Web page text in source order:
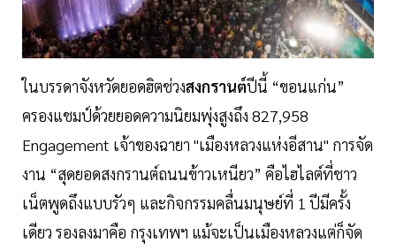
ในบรรดาจังหวัดยอดฮิตช่วงสงกรานต์ปีนี้ “ขอนแก่น”
ครองแชมป์ด้วยยอดความนิยมพุ่งสูงถึง 827,958
Engagement เจ้าของฉายา "เมืองหลวงแห่งอีสาน" การจัด
งาน “สุดยอดสงกรานต์ถนนข้าวเหนียว” คือไฮไลต์ที่ชาว
เน็ตพูดถึงแบบรัวๆ และกิจกรรมคลื่นมนุษย์ที่ 1 ปีมีครั้ง
เดียว รองลงมาคือ กรุงเทพฯ แม้จะเป็นเมืองหลวงแต่ก็จัด